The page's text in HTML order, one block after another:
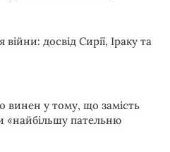
війни: досвід Сирії, Іраку та
винен у тому, що замість
«найбільшу пательню